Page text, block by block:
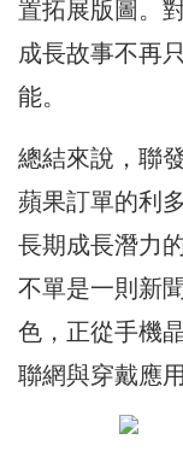
置拓展版圖。
成長故事不再
能。
總結來說，聯
蘋果訂單的利
長期成長潛力
不單是一則新
色，正從手機
聯網與穿戴應